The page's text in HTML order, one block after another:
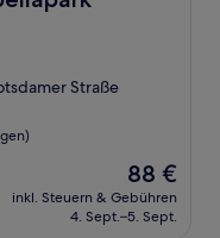
Straße
Der
Preis
beträgt
88 €
inkl. Steuern & Gebühren
4. Sept.–5. Sept.